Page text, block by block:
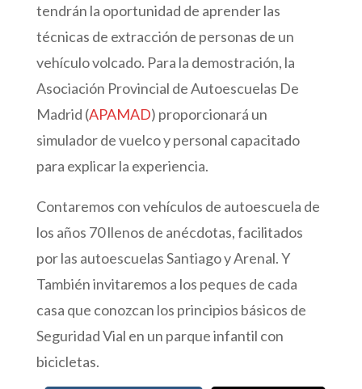
tendrán la oportunidad de aprender las
técnicas de extracción de personas de un
vehículo volcado. Para la demostración, la
Asociación Provincial de Autoescuelas De
Madrid (APAMAD) proporcionará un
simulador de vuelco y personal capacitado
para explicar la experiencia.
Contaremos con vehículos de autoescuela de
los años 70 llenos de anécdotas, facilitados
por las autoescuelas Santiago y Arenal. Y
También invitaremos a los peques de cada
casa que conozcan los principios básicos de
Seguridad Vial en un parque infantil con
bicicletas.